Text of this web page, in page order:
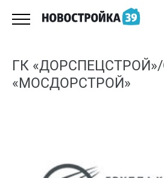
ГК
«МОСДОРСТРОЙ»